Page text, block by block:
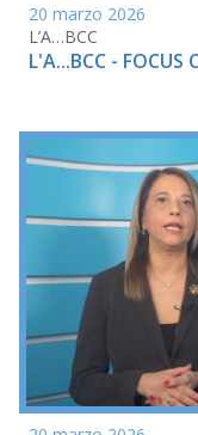
20 marzo 2026
L’A…BCC
L'A...BCC - FOCUS